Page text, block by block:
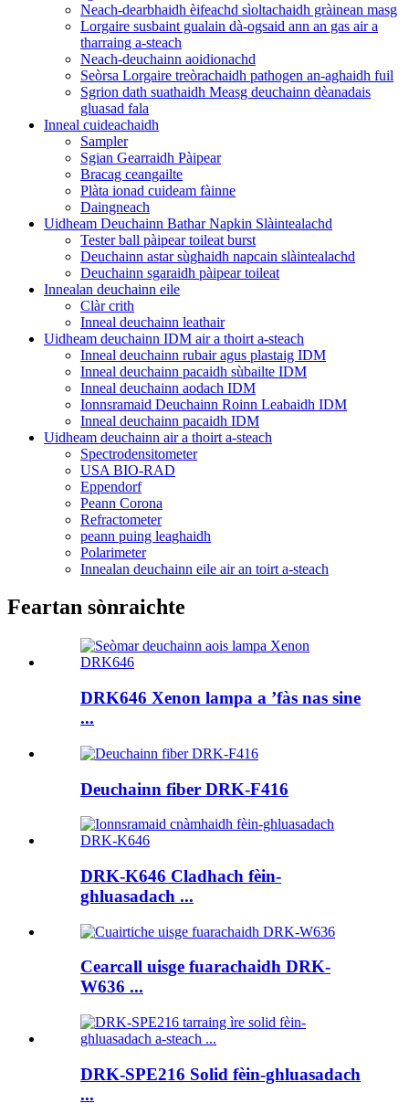
Neach-dearbhaidh èifeachd sìoltachaidh gràinean masg
Lorgaire susbaint gualain dà-ogsaid ann an gas air a
tharraing a-steach
Neach-deuchainn aoidionachd
Seòrsa Lorgaire treòrachaidh pathogen an-aghaidh fuil
Sgrion dath suathaidh Measg deuchainn dèanadais
gluasad fala
Inneal cuideachaidh
Sampler
Sgian Gearraidh Pàipear
Bracag ceangailte
Plàta ionad cuideam fàinne
Daingneach
Uidheam Deuchainn Bathar Napkin Slàintealachd
Tester ball pàipear toileat burst
Deuchainn astar sùghaidh napcain slàintealachd
Deuchainn sgaraidh pàipear toileat
Innealan deuchainn eile
Clàr crith
Inneal deuchainn leathair
Uidheam deuchainn IDM air a thoirt a-steach
Inneal deuchainn rubair agus plastaig IDM
Inneal deuchainn pacaidh sùbailte IDM
Inneal deuchainn aodach IDM
Ionnsramaid Deuchainn Roinn Leabaidh IDM
Inneal deuchainn pacaidh IDM
Uidheam deuchainn air a thoirt a-steach
Spectrodensitometer
USA BIO-RAD
Eppendorf
Peann Corona
Refractometer
peann puing leaghaidh
Polarimeter
Innealan deuchainn eile air an toirt a-steach
Feartan sònraichte
DRK646 Xenon lampa a ’fàs nas sine
...
Deuchainn fiber DRK-F416
DRK-K646 Cladhach fèin-
ghluasadach ...
Cearcall uisge fuarachaidh DRK-
W636 ...
DRK-SPE216 Solid fèin-ghluasadach
...